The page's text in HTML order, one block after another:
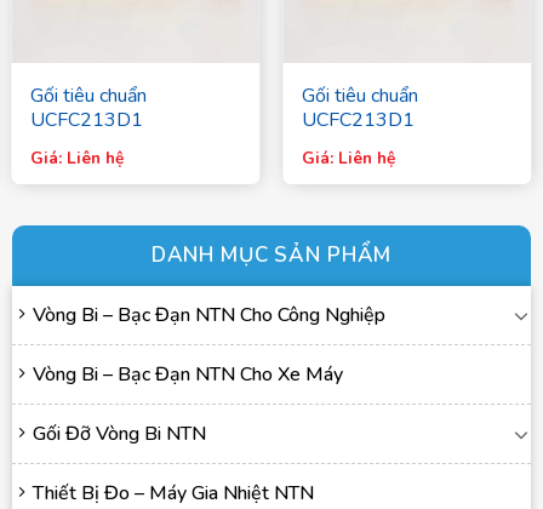
DANH MỤC SẢN PHẨM
Vòng Bi – Bạc Đạn NTN Cho Công Nghiệp
Vòng Bi – Bạc Đạn NTN Cho Xe Máy
Gối Đỡ Vòng Bi NTN
Thiết Bị Đo – Máy Gia Nhiệt NTN
Gối tiêu chuẩn
UCFC213D1
Giá: Liên hệ
Gối tiêu chuẩn
UCFC213D1
Giá: Liên hệ